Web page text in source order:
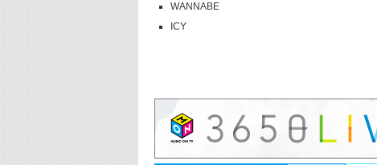
WANNABE
ICY